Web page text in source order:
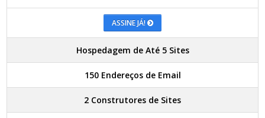
ASSINE JÁ!
Hospedagem de Até 5 Sites
150 Endereços de Email
2 Construtores de Sites